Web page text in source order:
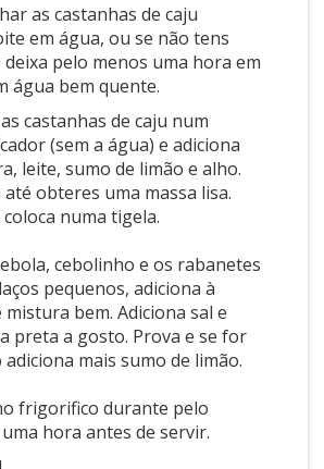
as castanhas de caju
em água, ou se não tens
pelo menos uma hora em
água bem quente.
castanhas de caju num
(sem a água) e adiciona
leite, sumo de limão e alho.
obteres uma massa lisa.
numa tigela.
cebolinho e os rabanetes
pequenos, adiciona à
mistura bem. Adiciona sal e
preta a gosto. Prova e se for
adiciona mais sumo de limão.
frigorifico durante pelo
hora antes de servir.